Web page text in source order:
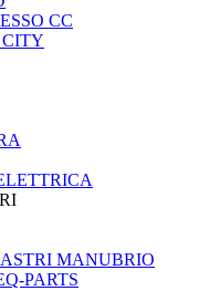
CC
CITY
MANUBRIO
PARTS